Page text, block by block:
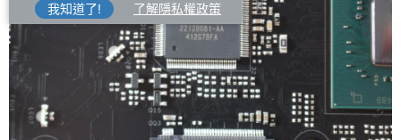
我知道了!
了解隱私權政策